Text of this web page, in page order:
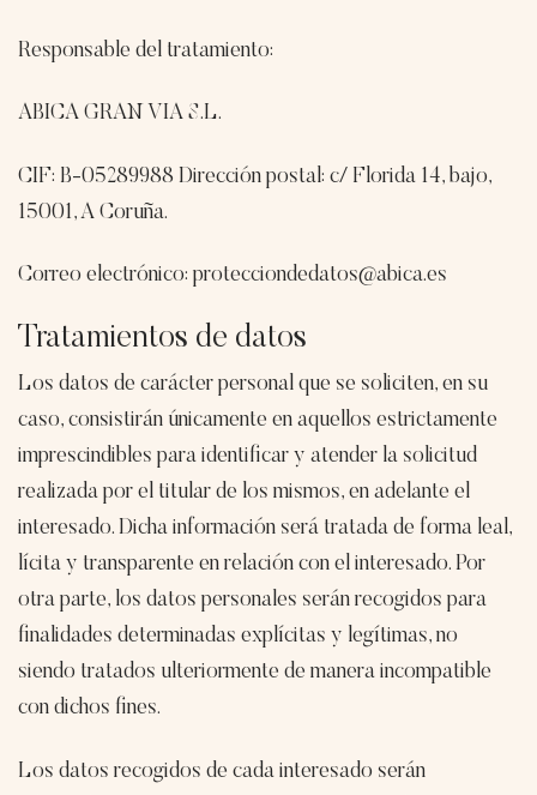
Responsable del tratamiento:
ABICA GRAN VIA S.L.
CIF: B-05289988 Dirección postal: c/ Florida 14, bajo,
15001, A Coruña.
Correo electrónico: protecciondedatos@abica.es
Tratamientos de datos
Los datos de carácter personal que se soliciten, en su
caso, consistirán únicamente en aquellos estrictamente
imprescindibles para identificar y atender la solicitud
realizada por el titular de los mismos, en adelante el
interesado. Dicha información será tratada de forma leal,
lícita y transparente en relación con el interesado. Por
otra parte, los datos personales serán recogidos para
finalidades determinadas explícitas y legítimas, no
siendo tratados ulteriormente de manera incompatible
con dichos fines.
Los datos recogidos de cada interesado serán